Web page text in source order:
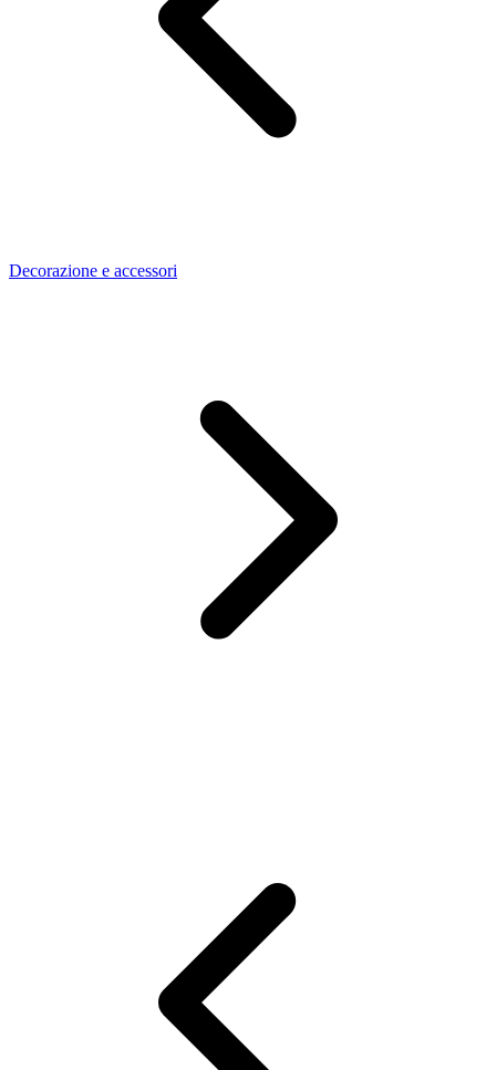
Decorazione e accessori